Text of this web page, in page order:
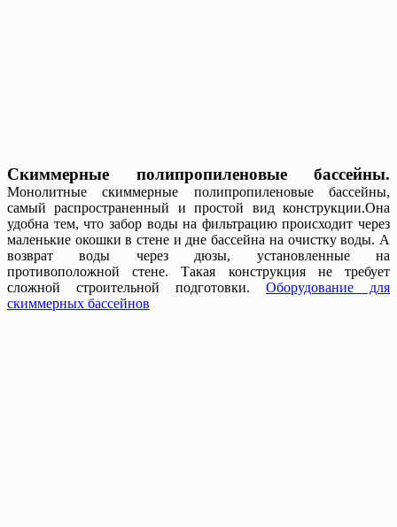
Скиммерные полипропиленовые бассейны.
Монолитные скиммерные полипропиленовые бассейны,
самый распространенный и простой вид конструкции.Она
удобна тем, что забор воды на фильтрацию происходит через
маленькие окошки в стене и дне бассейна на очистку воды. А
возврат воды через дюзы, установленные на
противоположной стене. Такая конструкция не требует
сложной строительной подготовки. Оборудование для
скиммерных бассейнов